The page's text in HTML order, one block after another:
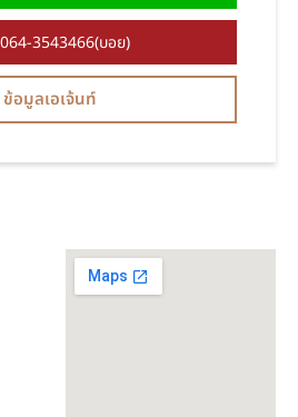
064-3543466(บอย)
ข้อมูลเอเจ้นท์